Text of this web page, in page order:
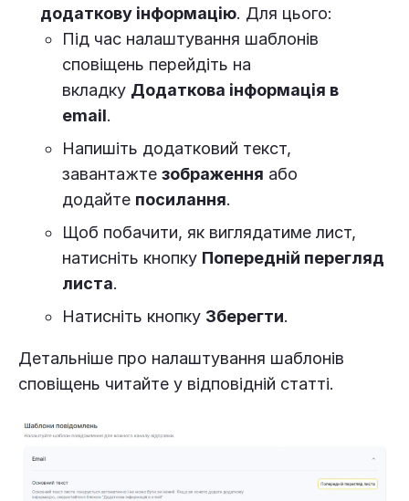
додаткову інформацію. Для цього:
Під час налаштування шаблонів
сповіщень перейдіть на
вкладку Додаткова інформація в
email.
Напишіть додатковий текст,
завантажте зображення або
додайте посилання.
Щоб побачити, як виглядатиме лист,
натисніть кнопку Попередній перегляд
листа.
Натисніть кнопку Зберегти.
Детальніше про налаштування шаблонів
сповіщень читайте у відповідній статті.